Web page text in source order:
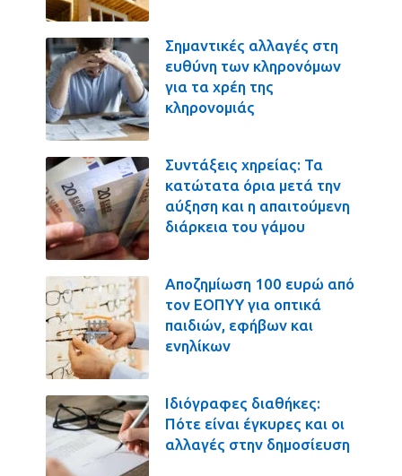
Σημαντικές αλλαγές στη
ευθύνη των κληρονόμων
για τα χρέη της
κληρονομιάς
Συντάξεις χηρείας: Τα
κατώτατα όρια μετά την
αύξηση και η απαιτούμενη
διάρκεια του γάμου
Αποζημίωση 100 ευρώ από
τον ΕΟΠΥΥ για οπτικά
παιδιών, εφήβων και
ενηλίκων
Ιδιόγραφες διαθήκες:
Πότε είναι έγκυρες και οι
αλλαγές στην δημοσίευση